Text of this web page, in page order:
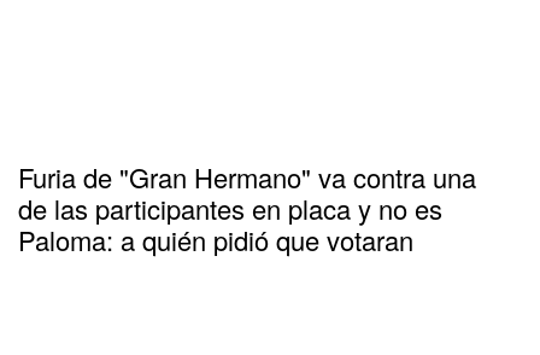
Furia de "Gran Hermano" va contra una
de las participantes en placa y no es
Paloma: a quién pidió que votaran